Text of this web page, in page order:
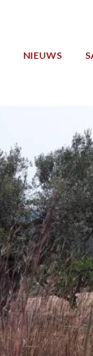
NIEUWS